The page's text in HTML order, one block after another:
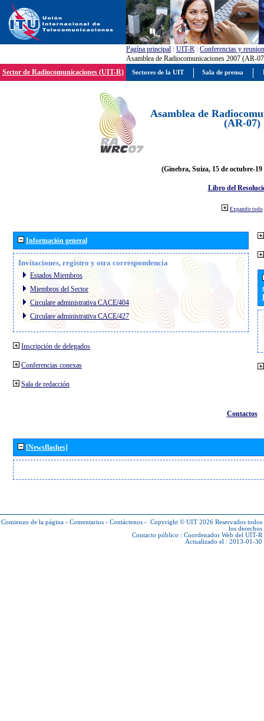
Pagína principal : UIT-R : Conferencias y
Asamblea de Radiocomunicaciones 2007 (AR-
Sector de Radiocomunicaciones (UIT-R)
Asamblea de
(AR-07)
(Ginebra, Suiza, 15 de octubre-19
Libro del
Expandir todo
Información general
Invitaciones, registro y otra correspondencia
Estados Miembros
Miembros del Sector
Circulare administrativa CACE/404
Circulare administrativa CACE/427
Inscripción de delegados
Conferencias conexas
Sala de redacción
Contactos
[Newsflashes]
Comienzo de la página - Comentarios - Contáctenos - Copyright © UIT 2026 Reservados todos
los derechos
Contacto público : Coordenador Web del UIT-R
Actualizado el : 2013-01-30
Sectores de la UIT Sala de prensa